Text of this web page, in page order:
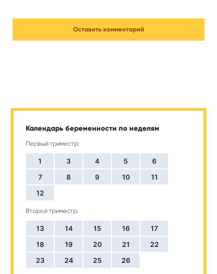
Календарь беременности по неделям
Первый триместр:
1 3 4 5
6
7
8 9 10
11
12
Второй триместр:
13 14 15 16
17
18
19 20 21
22
23
24 25 26